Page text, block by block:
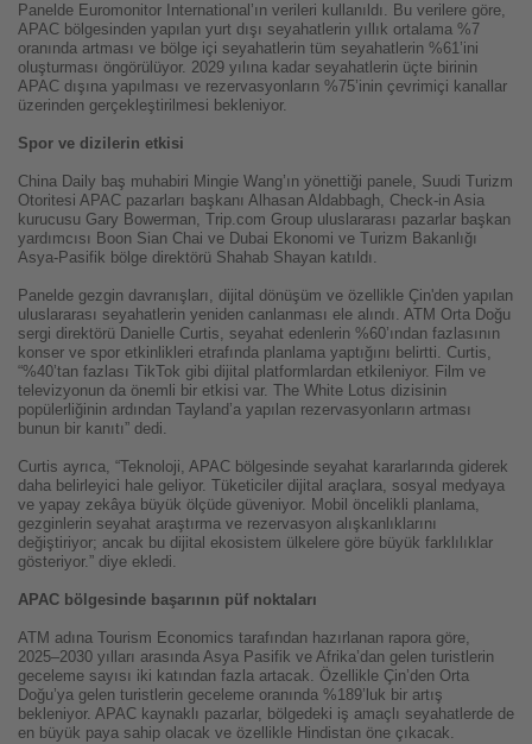
Panelde Euromonitor International’ın verileri kullanıldı. Bu verilere göre,
APAC bölgesinden yapılan yurt dışı seyahatlerin yıllık ortalama %7
oranında artması ve bölge içi seyahatlerin tüm seyahatlerin %61’ini
oluşturması öngörülüyor. 2029 yılına kadar seyahatlerin üçte birinin
APAC dışına yapılması ve rezervasyonların %75’inin çevrimiçi kanallar
üzerinden gerçekleştirilmesi bekleniyor.
Spor ve dizilerin etkisi
China Daily baş muhabiri Mingie Wang’ın yönettiği panele, Suudi Turizm
Otoritesi APAC pazarları başkanı Alhasan Aldabbagh, Check-in Asia
kurucusu Gary Bowerman, Trip.com Group uluslararası pazarlar başkan
yardımcısı Boon Sian Chai ve Dubai Ekonomi ve Turizm Bakanlığı
Asya-Pasifik bölge direktörü Shahab Shayan katıldı.
Panelde gezgin davranışları, dijital dönüşüm ve özellikle Çin'den yapılan
uluslararası seyahatlerin yeniden canlanması ele alındı. ATM Orta Doğu
sergi direktörü Danielle Curtis, seyahat edenlerin %60’ından fazlasının
konser ve spor etkinlikleri etrafında planlama yaptığını belirtti. Curtis,
“%40’tan fazlası TikTok gibi dijital platformlardan etkileniyor. Film ve
televizyonun da önemli bir etkisi var. The White Lotus dizisinin
popülerliğinin ardından Tayland’a yapılan rezervasyonların artması
bunun bir kanıtı” dedi.
Curtis ayrıca, “Teknoloji, APAC bölgesinde seyahat kararlarında giderek
daha belirleyici hale geliyor. Tüketiciler dijital araçlara, sosyal medyaya
ve yapay zekâya büyük ölçüde güveniyor. Mobil öncelikli planlama,
gezginlerin seyahat araştırma ve rezervasyon alışkanlıklarını
değiştiriyor; ancak bu dijital ekosistem ülkelere göre büyük farklılıklar
gösteriyor.” diye ekledi.
APAC bölgesinde başarının püf noktaları
ATM adına Tourism Economics tarafından hazırlanan rapora göre,
2025–2030 yılları arasında Asya Pasifik ve Afrika’dan gelen turistlerin
geceleme sayısı iki katından fazla artacak. Özellikle Çin’den Orta
Doğu’ya gelen turistlerin geceleme oranında %189’luk bir artış
bekleniyor. APAC kaynaklı pazarlar, bölgedeki iş amaçlı seyahatlerde de
en büyük paya sahip olacak ve özellikle Hindistan öne çıkacak.